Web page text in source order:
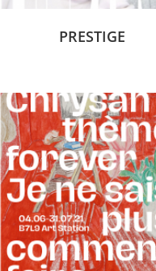
PRESTIGE